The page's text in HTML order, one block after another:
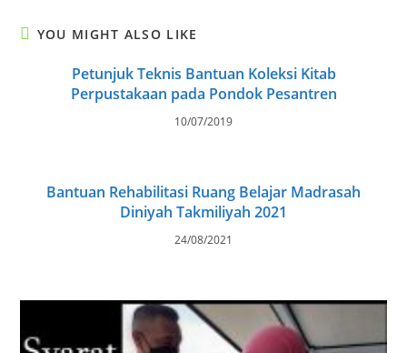
YOU MIGHT ALSO LIKE
Petunjuk Teknis Bantuan Koleksi Kitab
Perpustakaan pada Pondok Pesantren
10/07/2019
Bantuan Rehabilitasi Ruang Belajar Madrasah
Diniyah Takmiliyah 2021
24/08/2021